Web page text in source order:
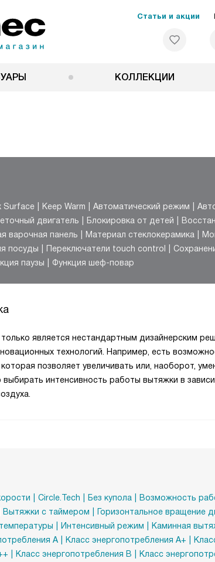
Статьи и акции
КОЛЛЕКЦИИ
Surface Keep Warm Автоматический режим
двигатель Блокировка от детей
варочная панель Материал стеклокерамика
посуды Переключатели touch control
паузы Функция шеф-повар
является нестандартным дизайнерским
технологий. Например, есть
позволяет увеличивать или, наоборот,
интенсивность работы вытяжки в
Circle.Tech Без купола
Возможность
Вытяжки с таймером Горизонтальное вращение
Интенсивный режим Каминная
A Класс энергопотребления A+
Класс энергопотребления B Класс